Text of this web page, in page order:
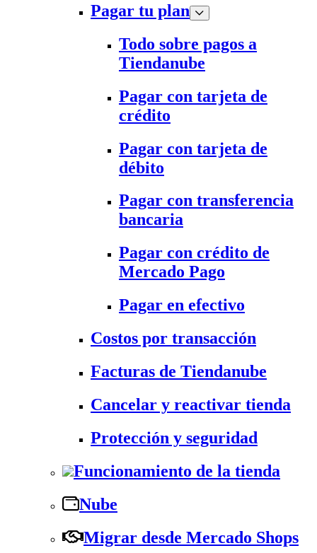
Pagar tu plan
Todo sobre pagos a
Tiendanube
Pagar con tarjeta de
crédito
Pagar con tarjeta de
débito
Pagar con transferencia
bancaria
Pagar con crédito de
Mercado Pago
Pagar en efectivo
Costos por transacción
Facturas de Tiendanube
Cancelar y reactivar tienda
Protección y seguridad
Funcionamiento de la tienda
Nube
Migrar desde Mercado Shops